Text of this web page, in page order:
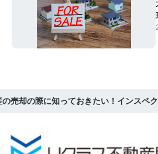
の売却の際に知っておきたい！インスペ